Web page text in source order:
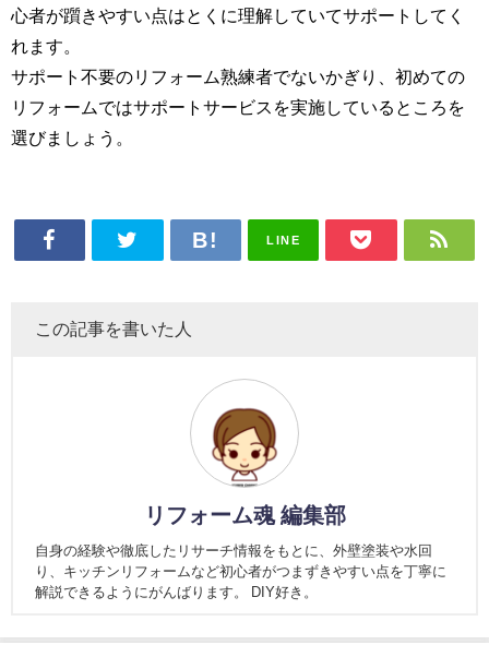
心者が躓きやすい点はとくに理解していてサポートしてく
れます。
サポート不要のリフォーム熟練者でないかぎり、初めての
リフォームではサポートサービスを実施しているところを
選びましょう。
LINE
この記事を書いた人
リフォーム魂 編集部
自身の経験や徹底したリサーチ情報をもとに、外壁塗装や水回
り、キッチンリフォームなど初心者がつまずきやすい点を丁寧に
解説できるようにがんばります。 DIY好き。